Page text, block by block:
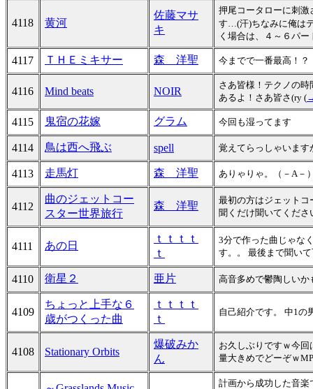
4118 黄河
佐藤マサ
キ
押尾コータローに刺
す…(汗)ちなみに俺は
く場合は、４～６パ
4117 ＴＨＥミキサー 森 洋聖 今までで一番最高！
4116 Mind beats NOIR
さあ皆様！テクノの時
あるよ！さあ皆さ(ry (
4115 鬼宿の花嫁 グラム 今回も湿ってます
4114 鳥は西へ飛ぶ spell 覚えてらっしゃいます
4113 走馬灯 森 洋聖 ありゃりゃ。（－A－
4112
曲のジェットコー
スター世界旅行
森 洋聖
最初の方はジェット
聞くだけ聞いてくださ
4111 あの日
ｔｔｔｔ
ｔ
3分で作った曲じゃな
す。。 最後まで聞い
4110 衛星２ 亜片 高音多めで鬱陶しい
4109
ちょっと上手な６
歳がつくった曲
ｔｔｔｔ
ｔ
自己紹介です。 中1の
4108 Stationary Orbits
爆破みか
ん
お久しぶりですｗ今
量大きめでどーぞｗ
計画から成功した音